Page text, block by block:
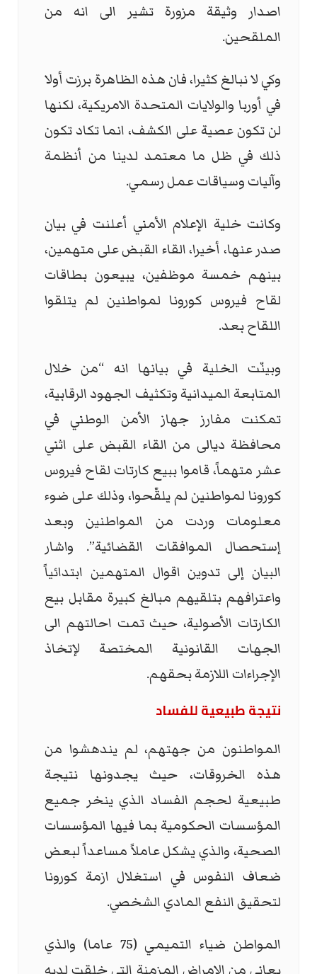
اصدار وثيقة مزورة تشير الى انه من
الملقحين.
وكي لا نبالغ كثيرا، فان هذه الظاهرة برزت أولا
في أوربا والولايات المتحدة الامريكية، لكنها
لن تكون عصية على الكشف، انما تكاد تكون
ذلك في ظل ما معتمد لدينا من أنظمة
وآليات وسياقات عمل رسمي.
وكانت خلية الإعلام الأمني أعلنت في بيان
صدر عنها، أخيرا، القاء القبض على متهمين،
بينهم خمسة موظفين، يبيعون بطاقات
لقاح فيروس كورونا لمواطنين لم يتلقوا
اللقاح بعد.
وبينّت الخلية في بيانها انه “من خلال
المتابعة الميدانية وتكثيف الجهود الرقابية،
تمكنت مفارز جهاز الأمن الوطني في
محافظة ديالى من القاء القبض على اثني
عشر متهماً، قاموا ببيع كارتات لقاح فيروس
كورونا لمواطنين لم يلقّحوا، وذلك على ضوء
معلومات وردت من المواطنين وبعد
إستحصال الموافقات القضائية”. واشار
البيان إلى تدوين اقوال المتهمين ابتدائياً
واعترافهم بتلقيهم مبالغ كبيرة مقابل بيع
الكارتات الأصولية، حيث تمت احالتهم الى
الجهات القانونية المختصة لإتخاذ
الإجراءات اللازمة بحقهم.
نتيجة طبيعية للفساد
المواطنون من جهتهم، لم يندهشوا من
هذه الخروقات، حيث يجدونها نتيجة
طبيعية لحجم الفساد الذي ينخر جميع
المؤسسات الحكومية بما فيها المؤسسات
الصحية، والذي يشكل عاملاً مساعداً لبعض
ضعاف النفوس في استغلال ازمة كورونا
لتحقيق النفع المادي الشخصي.
المواطن ضياء التميمي (75 عاما) والذي
يعاني من الامراض المزمنة التي خلقت لديه